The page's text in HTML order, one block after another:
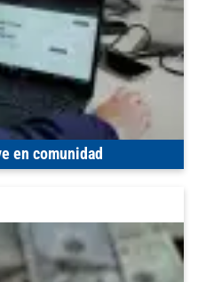
en comunidad